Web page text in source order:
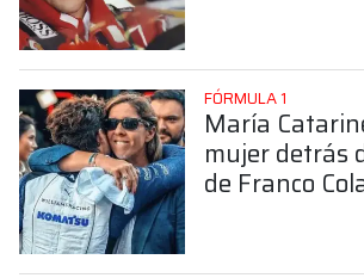
FÓRMULA 1
María
mujer detrás
de Franco